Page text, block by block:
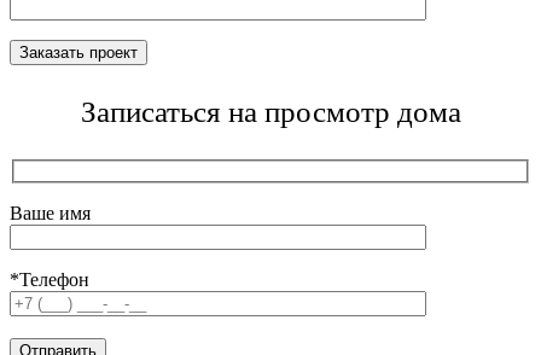
Записаться на просмотр дома
Ваше имя
*Телефон